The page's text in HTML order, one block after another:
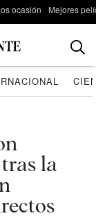
ocasión Mejores
la